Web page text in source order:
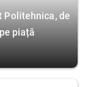
Politehnica, de
piață